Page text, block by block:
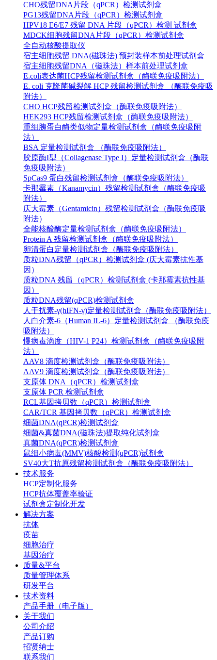
CHO残留DNA片段（qPCR）检测试剂盒
PG13残留DNA片段（qPCR）检测试剂盒
HPV18 E6/E7 残留 DNA 片段（qPCR）检测 试剂盒
MDCK细胞残留DNA片段（qPCR）检测试剂盒
全自动核酸提取仪
宿主细胞残留 DNA(磁珠法) 预封装样本前处理试剂盒
宿主细胞残留DNA（磁珠法）样本前处理试剂盒
E.coli表达菌HCP残留检测试剂盒（酶联免疫吸附法）
E. coli 克隆菌碱裂解 HCP 残留检测试剂盒 （酶联免疫吸
附法）
CHO HCP残留检测试剂盒（酶联免疫吸附法）
HEK293 HCP残留检测试剂盒（酶联免疫吸附法）
重组胰蛋白酶类似物定量检测试剂盒（酶联免疫吸附
法）
BSA 定量检测试剂盒 （酶联免疫吸附法）
胶原酶I型（Collagenase Type I）定量检测试剂盒（酶联
免疫吸附法）
SpCas9 蛋白残留检测试剂盒（酶联免疫吸附法）
卡那霉素（Kanamycin）残留检测试剂盒（酶联免疫吸
附法）
庆大霉素（Gentamicin）残留检测试剂盒（酶联免疫吸
附法）
全能核酸酶定量检测试剂盒（酶联免疫吸附法）
Protein A 残留检测试剂盒（酶联免疫吸附法）
卵清蛋白定量检测试剂盒（酶联免疫吸附法）
质粒DNA残留（qPCR）检测试剂盒 (庆大霉素抗性基
因）
质粒DNA 残留（qPCR）检测试剂盒 (卡那霉素抗性基
因）
质粒DNA残留(qPCR)检测试剂盒
人干扰素-γ(hIFN-γ)定量检测试剂盒（酶联免疫吸附法）
人白介素-6（Human IL-6）定量检测试剂盒 （酶联免疫
吸附法）
慢病毒滴度（HIV-1 P24）检测试剂盒（酶联免疫吸附
法）
AAV8 滴度检测试剂盒（酶联免疫吸附法）
AAV9 滴度检测试剂盒（酶联免疫吸附法）
支原体 DNA（qPCR）检测试剂盒
支原体 PCR 检测试剂盒
RCL基因拷贝数（qPCR）检测试剂盒
CAR/TCR 基因拷贝数（qPCR）检测试剂盒
细菌DNA(qPCR)检测试剂盒
细菌&真菌DNA(磁珠法)提取纯化试剂盒
真菌DNA(qPCR)检测试剂盒
鼠细小病毒(MMV)核酸检测(qPCR)试剂盒
SV40大T抗原残留检测试剂盒（酶联免疫吸附法）
技术服务
HCP定制化服务
HCP抗体覆盖率验证
试剂盒定制化开发
解决方案
抗体
疫苗
细胞治疗
基因治疗
质量&平台
质量管理体系
研发平台
技术资料
产品手册（电子版）
关于我们
公司介绍
产品订购
招贤纳士
联系我们